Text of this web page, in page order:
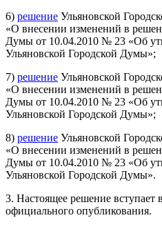
6) решение Ульяновской
«О внесении изменений в
Думы от 10.04.2010 № 23 «Об
Ульяновской Городской Думы»;
7) решение Ульяновской
«О внесении изменений в
Думы от 10.04.2010 № 23 «Об
Ульяновской Городской Думы»;
8) решение Ульяновской
«О внесении изменений в
Думы от 10.04.2010 № 23 «Об
Ульяновской Городской Думы».
3. Настоящее решение вступает
официального опубликования.